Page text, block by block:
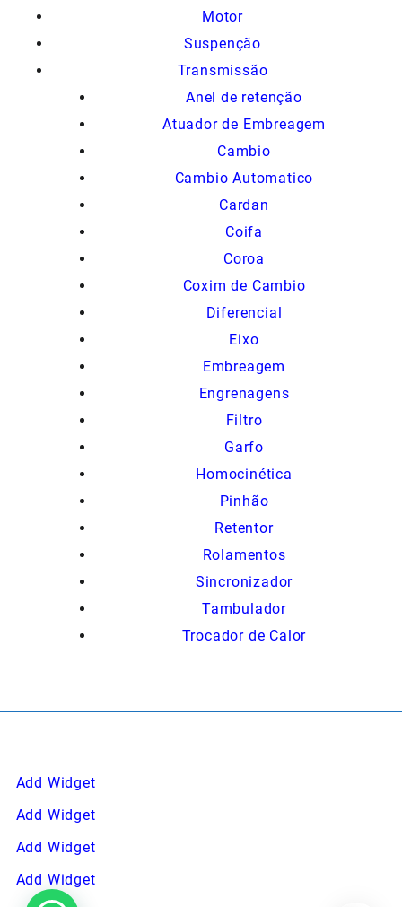
Motor
Suspenção
Transmissão
Anel de retenção
Atuador de Embreagem
Cambio
Cambio Automatico
Cardan
Coifa
Coroa
Coxim de Cambio
Diferencial
Eixo
Embreagem
Engrenagens
Filtro
Garfo
Homocinética
Pinhão
Retentor
Rolamentos
Sincronizador
Tambulador
Trocador de Calor
Add Widget
Add Widget
Add Widget
Add Widget